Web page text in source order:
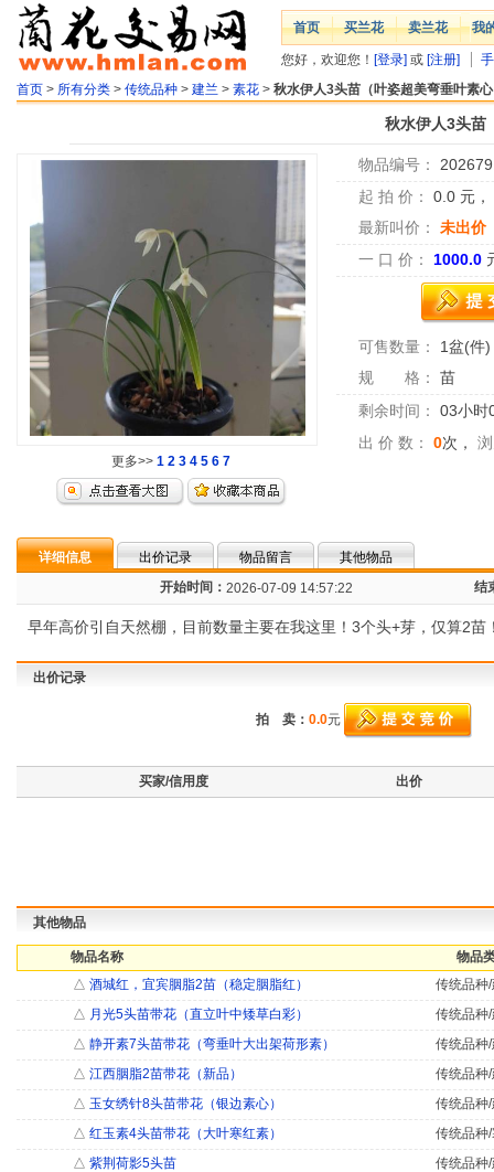
首页 买兰花 卖兰花 我
您好，欢迎您！ [登录] 或 [注册]
首页 > 所有分类 > 传统品种 > 建兰 > 素花 > 秋水伊人3头苗（叶姿超美弯垂叶素
秋水伊人3头苗
更多>> 1 2 3 4 5 6 7
物品编号：
起 拍 价：
0.0 元，
最新叫价：
未出价
一 口 价：
1000.0
可售数量： 1盆(件)
规 格：
苗
剩余时间：
03小时
出 价 数：
0次，
详细信息 出价记录 物品留言
其他物品
开始时间： 2026-07-09 14:57:22 结
早年高价引自天然棚，目前数量主要在我这里！3个头+芽，仅算2苗
出价记录
拍 卖： 0.0元
买家/信用度 出价
其他物品
物品名称
物品
△ 酒城红，宜宾胭脂2苗（稳定胭脂红）
传统品种
△ 月光5头苗带花（直立叶中矮草白彩）
传统品种
△ 静开素7头苗带花（弯垂叶大出架荷形素）
传统品种
△ 江西胭脂2苗带花（新品）
传统品种
△ 玉女绣针8头苗带花（银边素心）
传统品种
△ 红玉素4头苗带花（大叶寒红素）
传统品种
△ 紫荆荷影5头苗
传统品种